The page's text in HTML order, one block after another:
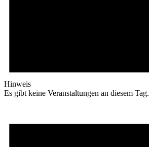
Hinweis
Es gibt keine Veranstaltungen an diesem Tag.